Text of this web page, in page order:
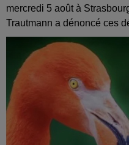
mercredi 5 août à
Trautmann a dénoncé ces